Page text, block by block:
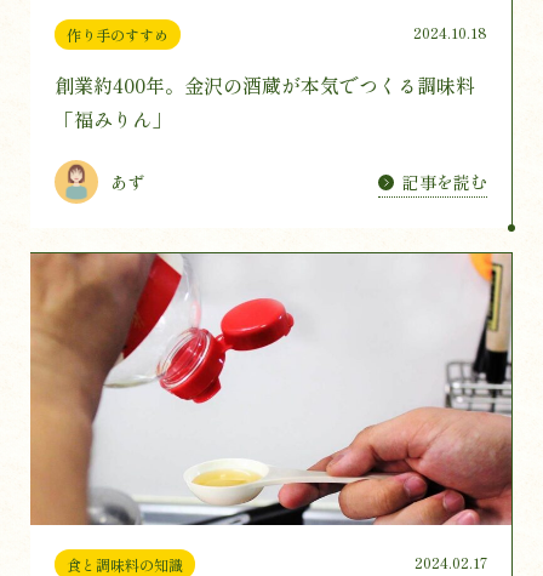
作り手のすすめ 2024.10.18
創業約400年。金沢の酒蔵が本気でつくる調味料
「福みりん」
あず 記事を読む
食と調味料の知識 2024.02.17